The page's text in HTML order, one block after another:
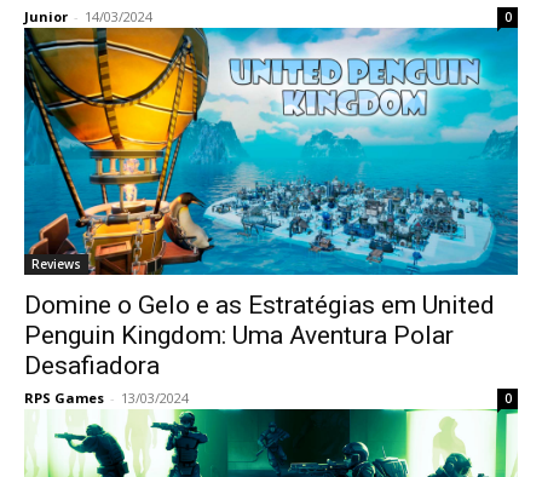
Junior - 14/03/2024 0
Reviews
Domine o Gelo e as Estratégias em United
Penguin Kingdom: Uma Aventura Polar
Desafiadora
RPS Games - 13/03/2024 0